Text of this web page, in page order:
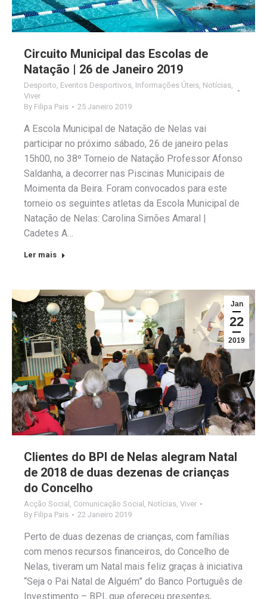
Circuito Municipal das Escolas de
Natação | 26 de Janeiro 2019
Desporto, Eventos Desportivos, Informações Úteis, Notícias,
Viver
By Filipa Pais 25 Janeiro 2019
A Escola Municipal de Natação de Nelas vai
participar no próximo sábado, 26 de janeiro pelas
15h00, no 38º Torneio de Natação Professor Afonso
Saldanha, a decorrer nas Piscinas Municipais de
Moimenta da Beira. Foram convocados para este
torneio os seguintes atletas da Escola Municipal de
Natação de Nelas: Carolina Simões Amaral |
Cadetes A…
Ler mais
Jan
22
2019
Clientes do BPI de Nelas alegram Natal
de 2018 de duas dezenas de crianças
do Concelho
Acção Social , Comunicação Social , Notícias, Viver
By Filipa Pais 22 Janeiro 2019
Perto de duas dezenas de crianças, com famílias
com menos recursos financeiros, do Concelho de
Nelas, tiveram um Natal mais feliz graças à iniciativa
“Seja o Pai Natal de Alguém” do Banco Português de
Investimento – BPI, que ofereceu presentes,